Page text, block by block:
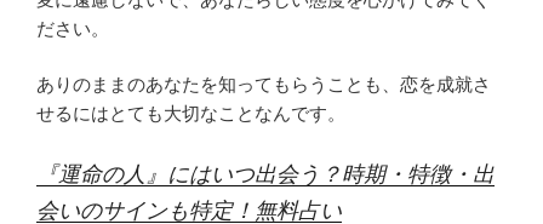
ださい。
ありのままのあなたを知ってもらうことも、恋を成就さ
せるにはとても大切なことなんです。
『運命の人』にはいつ出会う？時期・特徴・出
会いのサインも特定！無料占い